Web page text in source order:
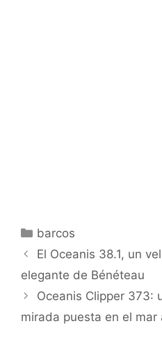
Categorías
barcos
El Oceanis 38.1, un
elegante de Bénéteau
Oceanis Clipper 373:
mirada puesta en el mar